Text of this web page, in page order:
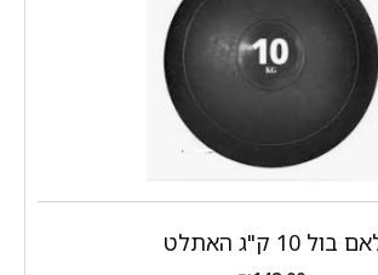
ק"ג האתלט